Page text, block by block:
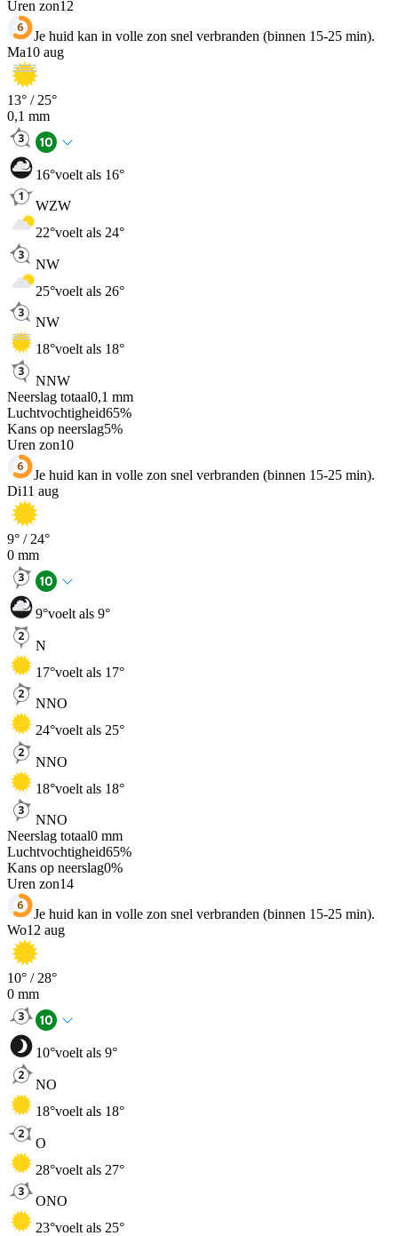
Uren zon12
Je huid kan in volle zon snel verbranden (binnen 15-25 min).
Ma10 aug
13° / 25°
0,1 mm
16°voelt als 16°
WZW
22°voelt als 24°
NW
25°voelt als 26°
NW
18°voelt als 18°
NNW
Neerslag totaal0,1 mm
Luchtvochtigheid65%
Kans op neerslag5%
Uren zon10
Je huid kan in volle zon snel verbranden (binnen 15-25 min).
Di11 aug
9° / 24°
0 mm
9°voelt als 9°
N
17°voelt als 17°
NNO
24°voelt als 25°
NNO
18°voelt als 18°
NNO
Neerslag totaal0 mm
Luchtvochtigheid65%
Kans op neerslag0%
Uren zon14
Je huid kan in volle zon snel verbranden (binnen 15-25 min).
Wo12 aug
10° / 28°
0 mm
10°voelt als 9°
NO
18°voelt als 18°
O
28°voelt als 27°
ONO
23°voelt als 25°